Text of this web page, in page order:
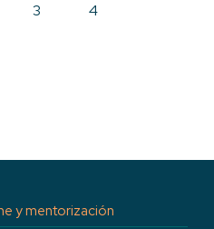
3 4
y mentorización